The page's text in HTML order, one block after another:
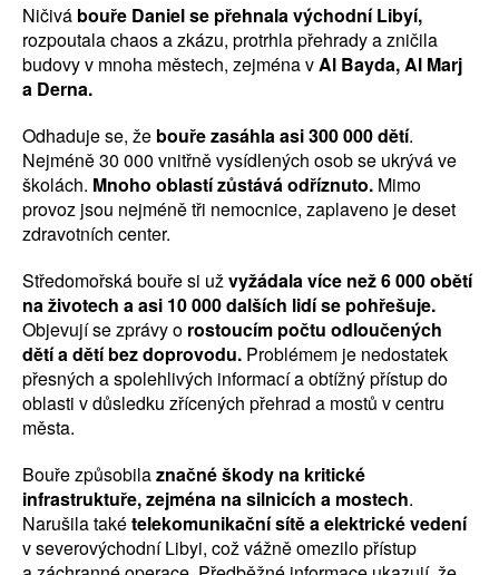
Ničivá bouře Daniel se přehnala východní Libyí,
rozpoutala chaos a zkázu, protrhla přehrady a zničila
budovy v mnoha městech, zejména v Al Bayda, Al Marj
a Derna.
Odhaduje se, že bouře zasáhla asi 300 000 dětí.
Nejméně 30 000 vnitřně vysídlených osob se ukrývá ve
školách. Mnoho oblastí zůstává odříznuto. Mimo
provoz jsou nejméně tři nemocnice, zaplaveno je deset
zdravotních center.
Středomořská bouře si už vyžádala více než 6 000 obětí
na životech a asi 10 000 dalších lidí se pohřešuje.
Objevují se zprávy o rostoucím počtu odloučených
dětí a dětí bez doprovodu. Problémem je nedostatek
přesných a spolehlivých informací a obtížný přístup do
oblasti v důsledku zřícených přehrad a mostů v centru
města.
Bouře způsobilaznačné škody na kritické
infrastruktuře, zejména na silnicích a mostech.
Narušila takételekomunikační sítě a elektrické vedení
v severovýchodní Libyi, což vážně omezilo přístup